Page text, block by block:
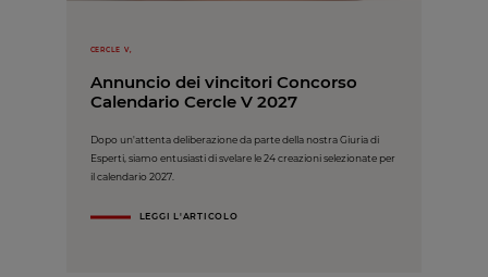
CERCLE V,
Annuncio dei vincitori Concorso
Calendario Cercle V 2027
Dopo un'attenta deliberazione da parte della nostra Giuria di
Esperti, siamo entusiasti di svelare le 24 creazioni selezionate per
il calendario 2027.
LEGGI L'ARTICOLO